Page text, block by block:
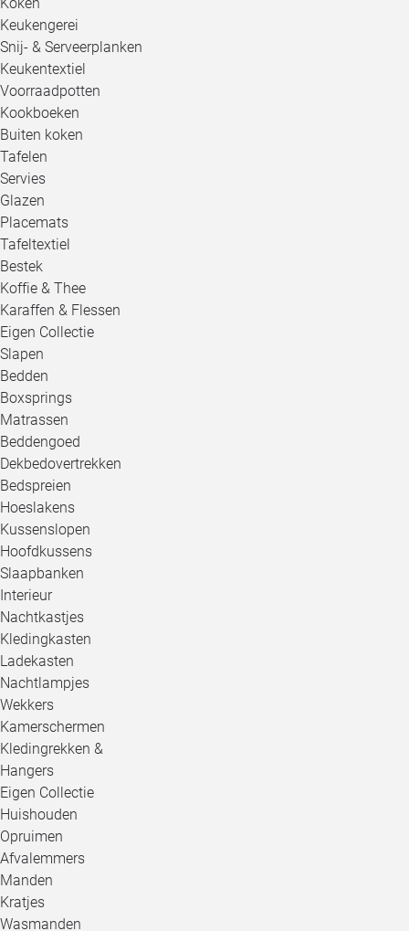
Keukengerei
Snij- & Serveerplanken
Keukentextiel
Voorraadpotten
Kookboeken
Buiten koken
Tafelen
Servies
Glazen
Placemats
Tafeltextiel
Bestek
Koffie & Thee
Karaffen & Flessen
Eigen Collectie
Slapen
Bedden
Boxsprings
Matrassen
Beddengoed
Dekbedovertrekken
Bedspreien
Hoeslakens
Kussenslopen
Hoofdkussens
Slaapbanken
Interieur
Nachtkastjes
Kledingkasten
Ladekasten
Nachtlampjes
Wekkers
Kamerschermen
Kledingrekken &
Hangers
Eigen Collectie
Huishouden
Opruimen
Afvalemmers
Manden
Kratjes
Wasmanden